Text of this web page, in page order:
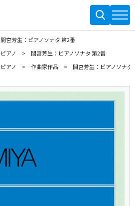
間宮芳生：ピアノソナタ 第2番
ピアノ
間宮芳生：ピアノソナタ 第2番
ピアノ 作曲家作品 間宮芳生：ピアノソナタ